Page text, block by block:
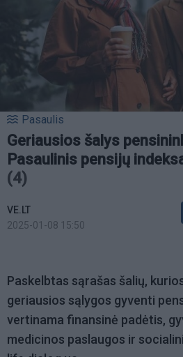
Pasaulis
Geriausios šalys
Pasaulinis pensijų
(4)
VE.LT
2025-01-08 15:50
Paskelbtas sąrašas šalių,
geriausios sąlygos gyventi
vertinama finansinė padėtis,
medicinos paslaugos ir